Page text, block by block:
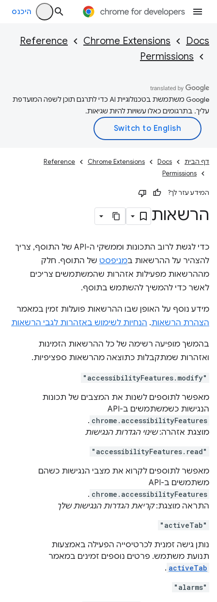
היכנס
Docs
Chrome Extensions
Reference
Permissions
‫Google משתמשת בטכנולוגיית AI כדי לתרגם תוכן לשפה המועדפת
עליך. בתרגומים כאלו עשויות להיות שגיאות.
דף הבית Docs
Chrome Extensions
Reference
Permissions
המידע עזר לך?
הרשאות
כדי לגשת לרוב התכונות וממשקי ה-API של התוסף, צריך
להצהיר על ההרשאות במניפסט של התוסף. חלק
מההרשאות מפעילות אזהרות שהמשתמשים צריכים
לאשר כדי להמשיך להשתמש בתוסף.
מידע נוסף על האופן שבו ההרשאות פועלות זמין במאמר
הצהרת הרשאות. הנחיות לשימוש באזהרות לגבי הרשאות
בהמשך מופיעה רשימה של כל ההרשאות הזמינות
ואזהרות שמתקבלות כתוצאה מהרשאות ספציפיות.
"accessibilityFeatures.modify"
מאפשר לתוספים לשנות את המצבים של תכונות
הנגישות כשמשתמשים ב-API‏
chrome.accessibilityFeatures
.
מוצגת אזהרה:שינוי הגדרות הנגישות
"accessibilityFeatures.read"
מאפשר לתוספים לקרוא את מצבי הנגישות כשהם
משתמשים ב-API‏
chrome.accessibilityFeatures
.
התראה מוצגת:קריאת הגדרות הנגישות שלך
"activeTab"
נותן גישה זמנית לכרטיסייה הפעילה באמצעות
תנועת משתמש. פרטים נוספים זמינים במאמר
activeTab
.
"alarms"